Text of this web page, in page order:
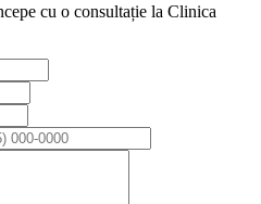
cu o consultație la Clinica